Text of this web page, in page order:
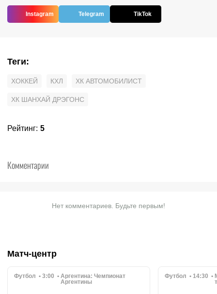
Instagram Telegram TikTok
Теги:
ХОККЕЙ КХЛ ХК АВТОМОБИЛИСТ
ХК ШАНХАЙ ДРЭГОНС
Рейтинг: 5
Комментарии
Нет комментариев. Будьте первым!
Матч-центр
Футбол 3:00 Аргентина: Чемпионат
Аргентины
Футбол 14:30